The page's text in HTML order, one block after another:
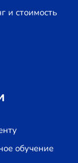
и стоимость
обучение